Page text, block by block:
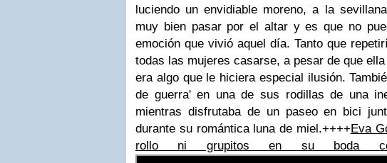
luciendo un envidiable moreno, a la
muy bien pasar por el altar y es que no
emoción que vivió aquel día. Tanto que
todas las mujeres casarse, a pesar de que
era algo que le hiciera especial ilusión.
de guerra' en una de sus rodillas de una
mientras disfrutaba de un paseo en bici
durante su romántica luna de miel.++++Eva
rollo ni grupitos en su boda